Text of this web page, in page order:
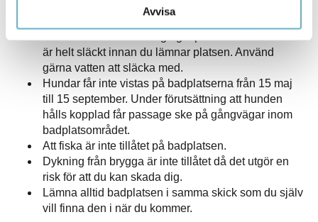
Avvisa
med dig ditt skräp hem. Tänk på att djur och
är helt släckt innan du lämnar platsen. Använd
gärna vatten att släcka med.
Hundar får inte vistas på badplatserna från 15 maj
till 15 september. Under förutsättning att hunden
hålls kopplad får passage ske på gångvägar inom
badplatsområdet.
Att fiska är inte tillåtet på badplatsen.
Dykning från brygga är inte tillåtet då det utgör en
risk för att du kan skada dig.
Lämna alltid badplatsen i samma skick som du själv
vill finna den i när du kommer.